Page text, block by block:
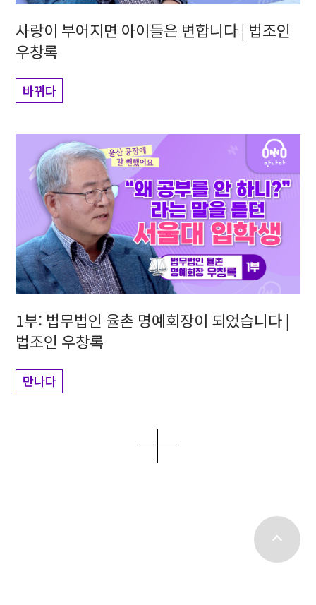
사랑이 부어지면 아이들은 변합니다 | 법조인
우창록
바뀌다
1부: 법무법인 율촌 명예회장이 되었습니다 |
법조인 우창록
만나다